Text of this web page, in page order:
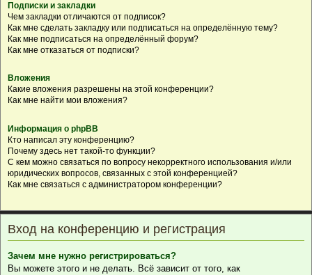
Подписки и закладки
Чем закладки отличаются от подписок?
Как мне сделать закладку или подписаться на определённую тему?
Как мне подписаться на определённый форум?
Как мне отказаться от подписки?
Вложения
Какие вложения разрешены на этой конференции?
Как мне найти мои вложения?
Информация о phpBB
Кто написал эту конференцию?
Почему здесь нет такой-то функции?
С кем можно связаться по вопросу некорректного использования и/или
юридических вопросов, связанных с этой конференцией?
Как мне связаться с администратором конференции?
Вход на конференцию и регистрация
Зачем мне нужно регистрироваться?
Вы можете этого и не делать. Всё зависит от того, как